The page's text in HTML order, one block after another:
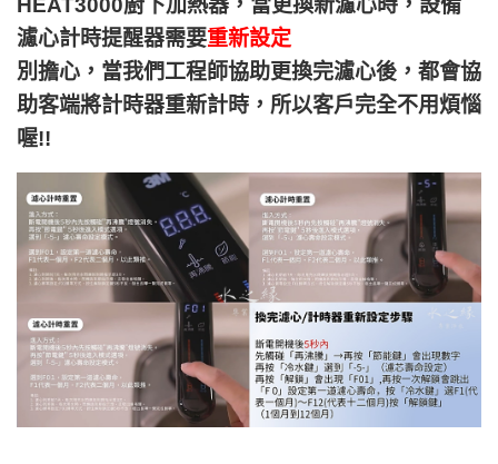
濾心計時提醒器需要重新設定
別擔心，當我們工程師協助更換完濾心後，都會協
助客端將計時器重新計時，所以客戶完全不用煩惱
喔!!